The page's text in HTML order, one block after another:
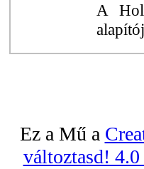
A
Ez a Mű a
változtasd!